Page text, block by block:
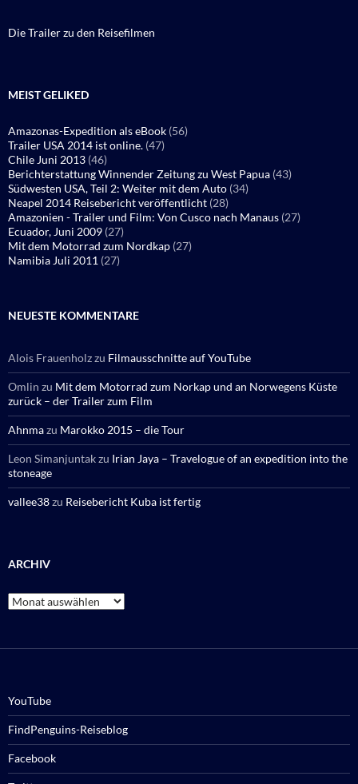
Die Trailer zu den Reisefilmen
MEIST GELIKED
Amazonas-Expedition als eBook (56)
Trailer USA 2014 ist online. (47)
Chile Juni 2013 (46)
Berichterstattung Winnender Zeitung zu West Papua (43)
Südwesten USA, Teil 2: Weiter mit dem Auto (34)
Neapel 2014 Reisebericht veröffentlicht (28)
Amazonien - Trailer und Film: Von Cusco nach Manaus (27)
Ecuador, Juni 2009 (27)
Mit dem Motorrad zum Nordkap (27)
Namibia Juli 2011 (27)
NEUESTE KOMMENTARE
Alois Frauenholzzu Filmausschnitte auf YouTube
Omlin zu Mit dem Motorrad zum Norkap und an Norwegens Küste
zurück – der Trailer zum Film
Ahnmazu Marokko 2015 – die Tour
Leon Simanjuntakzu Irian Jaya – Travelogue of an expedition into the
stoneage
vallee38zu Reisebericht Kuba ist fertig
ARCHIV
Archiv
YouTube
FindPenguins-Reiseblog
Facebook